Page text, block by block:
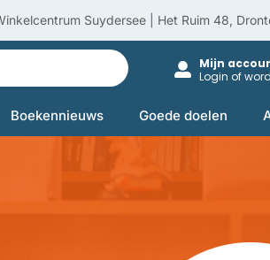
Suydersee | Het Ruim 48,
Mijn
Login of
Boekennieuws Goede doelen